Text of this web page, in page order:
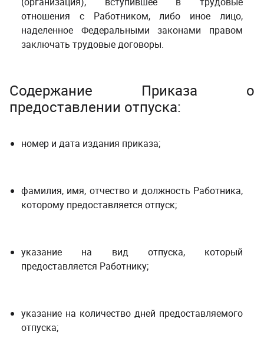
отношения с Работником, либо иное лицо,
наделенное Федеральными законами правом
заключать трудовые договоры.
Содержание Приказа о
предоставлении отпуска:
номер и дата издания приказа;
фамилия, имя, отчество и должность Работника,
которому предоставляется отпуск;
указание на вид отпуска, который
предоставляется Работнику;
указание на количество дней предоставляемого
отпуска;